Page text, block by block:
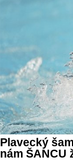
Plavecký
nám